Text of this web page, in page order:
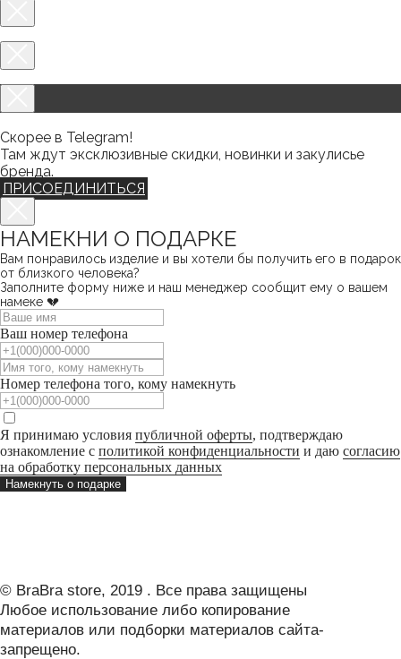
Скорее в Telegram!
Там ждут эксклюзивные скидки, новинки и закулисье
бренда.
ПРИСОЕДИНИТЬСЯ
НАМЕКНИ О ПОДАРКЕ
Вам понравилось изделие и вы хотели бы получить его в подарок
от близкого человека?
Заполните форму ниже и наш менеджер сообщит ему о вашем
намеке 💔
Ваш номер телефона
Номер телефона того, кому намекнуть
Я принимаю условия публичной оферты, подтверждаю
ознакомление с политикой конфиденциальности и даю согласию
на обработку персональных данных
Намекнуть о подарке